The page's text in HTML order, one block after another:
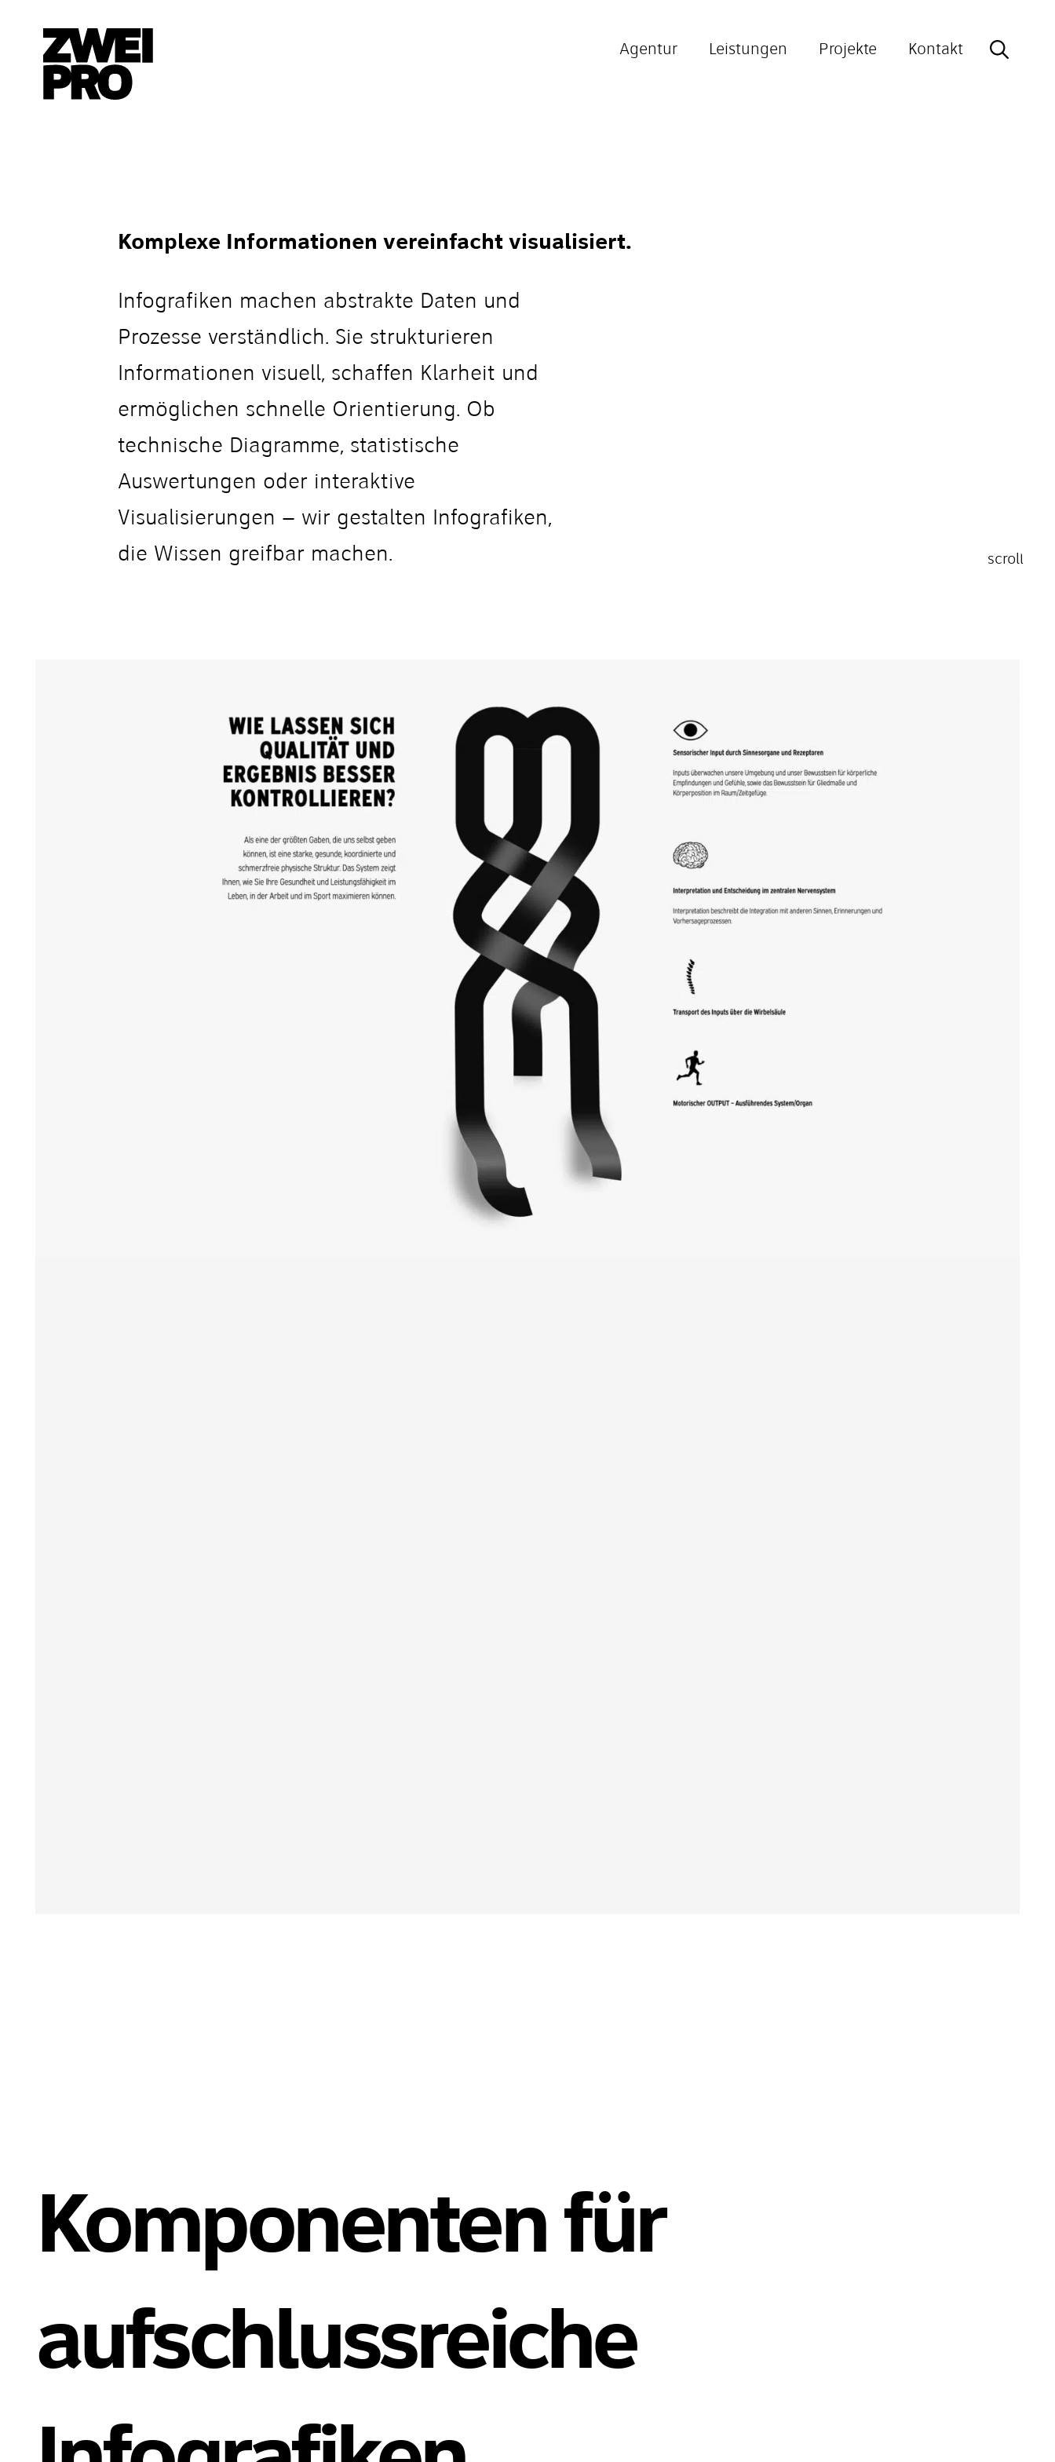
Agentur Leistungen Projekte
Kontakt
Komplexe Informationen vereinfacht visualisiert.
Infografiken machen abstrakte Daten und
Prozesse verständlich. Sie strukturieren
Informationen visuell, schaffen Klarheit und
ermöglichen schnelle Orientierung. Ob
technische Diagramme, statistische
Auswertungen oder interaktive
Visualisierungen – wir gestalten Infografiken,
die Wissen greifbar machen.
Komponenten für
aufschlussreiche